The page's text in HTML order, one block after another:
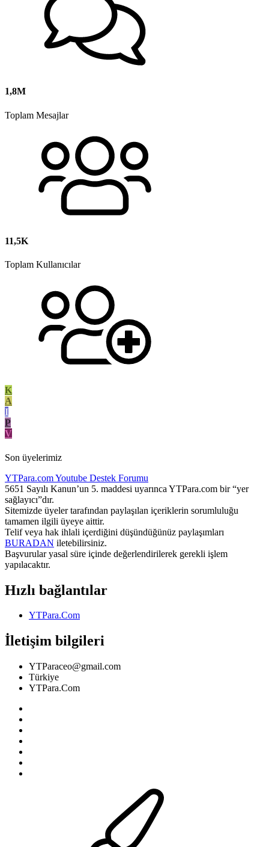
1,8M
Toplam Mesajlar
11,5K
Toplam Kullanıcılar
K
A
I
P
V
Son üyelerimiz
YTPara.comYoutube Destek Forumu
5651 Sayılı Kanun’un 5. maddesi uyarınca YTPara.com bir “yer
sağlayıcı”dır.
Sitemizde üyeler tarafından paylaşılan içeriklerin sorumluluğu
tamamen ilgili üyeye aittir.
Telif veya hak ihlali içerdiğini düşündüğünüz paylaşımları
BURADAN iletebilirsiniz.
Başvurular yasal süre içinde değerlendirilerek gerekli işlem
yapılacaktır.
Hızlı bağlantılar
YTPara.Com
İletişim bilgileri
YTParaceo@gmail.com
Türkiye
YTPara.Com